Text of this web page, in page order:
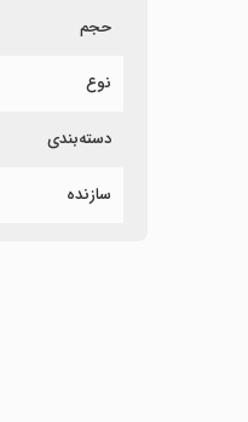
حجم
نوع
دسته‌بندی
سازنده